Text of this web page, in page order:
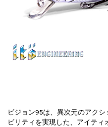
ビジョン95は、異次元のアク
ビリティを実現した、アイテ